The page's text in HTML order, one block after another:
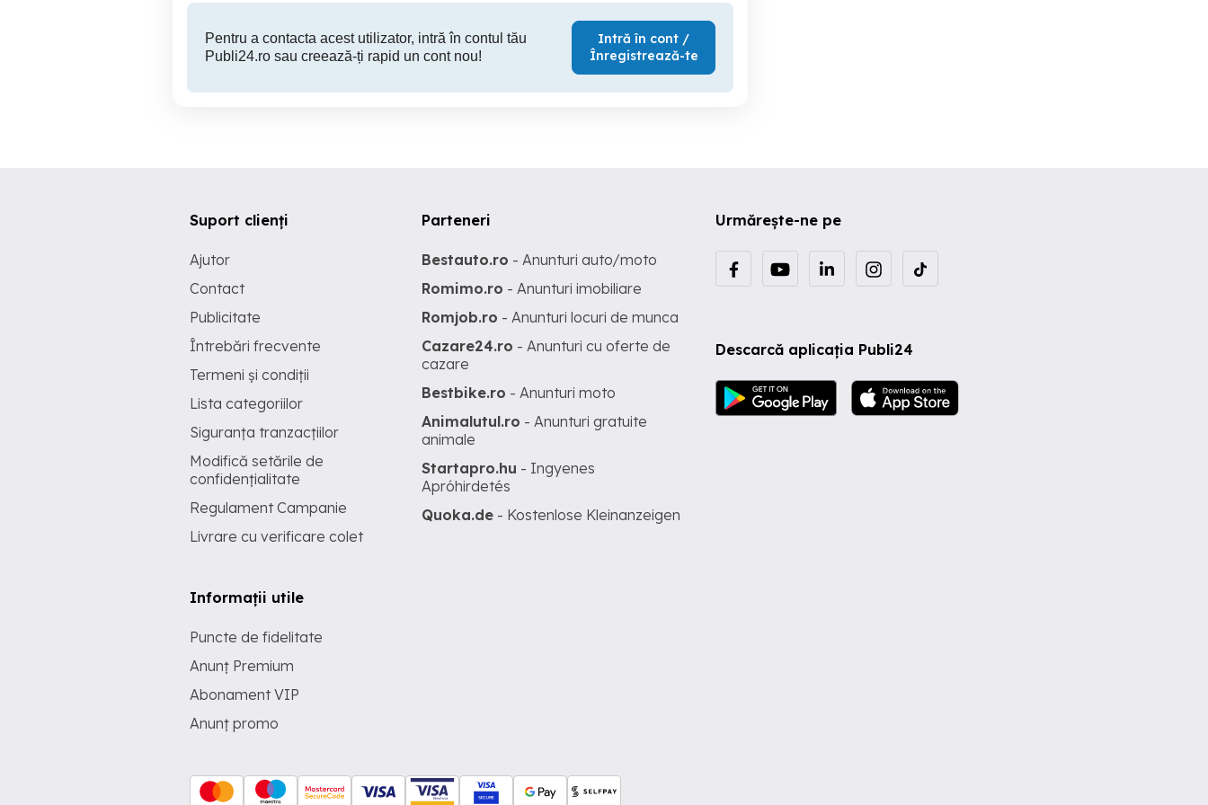
Pentru a contacta acest utilizator, intră în contul tău
Publi24.ro sau creează-ți rapid un cont nou!
Intră în cont /
Înregistrează-te
Urmărește-ne pe
Descarcă aplicația Publi24
Suport clienți
Ajutor
Contact
Publicitate
Întrebări frecvente
Termeni și condiții
Lista categoriilor
Siguranța tranzacțiilor
Modifică setările de
confidențialitate
Regulament Campanie
Livrare cu verificare colet
Informații utile
Puncte de fidelitate
Anunț Premium
Abonament VIP
Anunț promo
Parteneri
Bestauto.ro - Anunturi auto/moto
Romimo.ro - Anunturi imobiliare
Romjob.ro - Anunturi locuri de munca
Cazare24.ro - Anunturi cu oferte de
cazare
Bestbike.ro - Anunturi moto
Animalutul.ro - Anunturi gratuite
animale
Startapro.hu - Ingyenes
Apróhirdetés
Quoka.de - Kostenlose Kleinanzeigen